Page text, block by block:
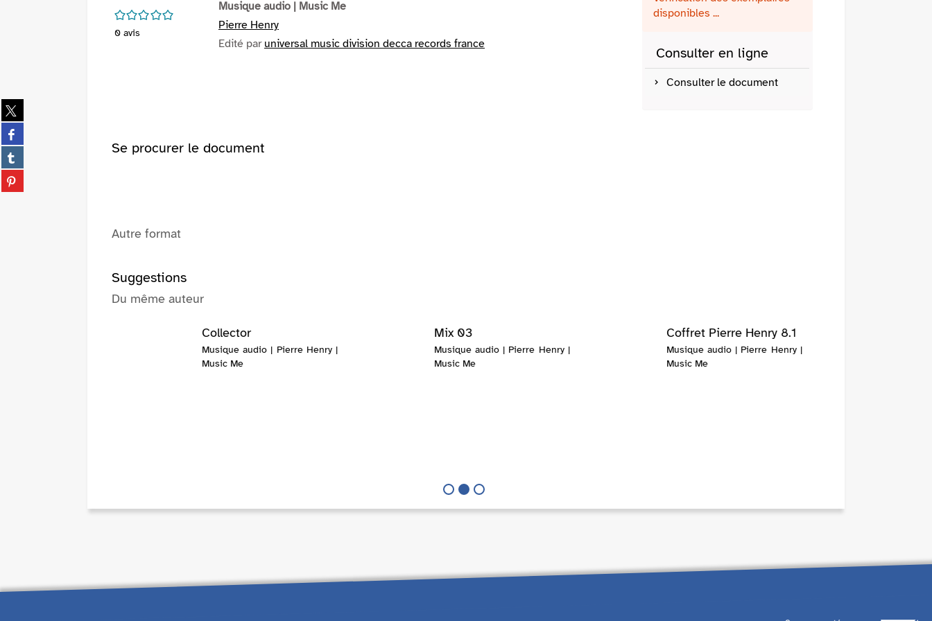
Partager
sur
twitter
(Nouvelle
fenêtre)
Partager
sur
facebook
(Nouvelle
fenêtre)
Partager
sur
tumblr
Partager
sur
/5
0 avis
Musique audio | Music Me
Pierre Henry
Edité par universal music division decca records france
disponibles ...
Consulter en ligne
Consulter le document
Se procurer le document
Autre format
Suggestions
Du même auteur
Mix 03
Musique audio | Pierre Henry |
Music Me
Coffret Pierre Henry 8.1
Musique audio | Pierre Henry |
Music Me
Collector
Musique audio | Pierre Henry |
Music Me